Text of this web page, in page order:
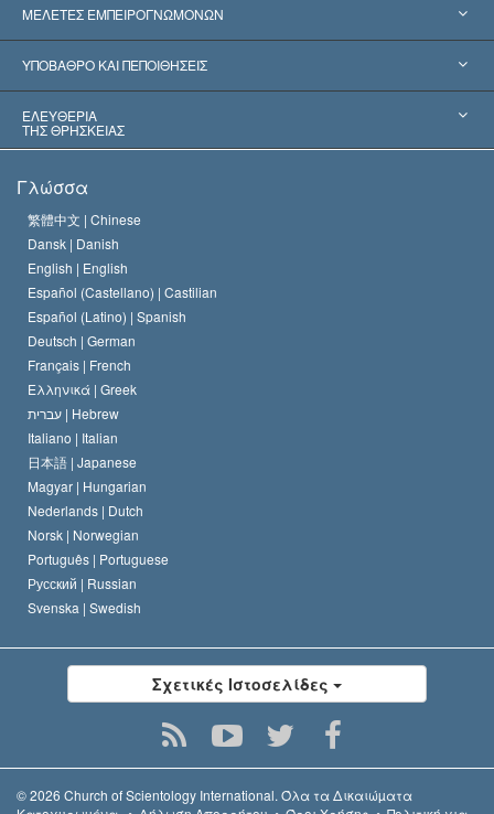
Ηνωμένες Πολιτείες
Παγκόσμιες Αναγνωρίσεις
Αποφάσεις-Ορόσημα
ΜΕΛΕΤΕΣ ΕΜΠΕΙΡΟΓΝΩΜΟΝΩΝ
Πραγματογνωμοσύ­νες ανά Κατηγορία
Σπουδαιότεροι Εμπειρογνώμονες του Κόσμου
ΥΠΟΒΑΘΡΟ ΚΑΙ ΠΕΠΟΙΘΗΣΕΙΣ
Λ. Ρον Χάμπαρντ
Ο Κώδικας του Σαηεντολόγου
Ντέιβιντ Μισκάβιτς
ΕΛΕΥΘΕΡΙΑ
ΤΗΣ ΘΡΗΣΚΕΙΑΣ
Ελευθερία της Θρησκείας;
Πρότυπα που αναφέρονται στα Ανθρώπινα Δικαιώματα
Διεθνώς
Διακήρυξη περί της Θρησκείας
Γλώσσα
繁體中文 | Chinese
Dansk | Danish
English | English
Español (Castellano) | Castilian
Español (Latino) | Spanish
Deutsch | German
Français | French
Ελληνικά | Greek
עברית | Hebrew
Italiano | Italian
日本語 | Japanese
Magyar | Hungarian
Nederlands | Dutch
Norsk | Norwegian
Português | Portuguese
Русский | Russian
Svenska | Swedish
Σχετικές Ιστοσελίδες
© 2026 Church of Scientology International. Όλα τα Δικαιώµατα